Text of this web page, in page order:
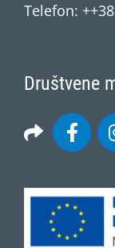
Telefon:
Društvene